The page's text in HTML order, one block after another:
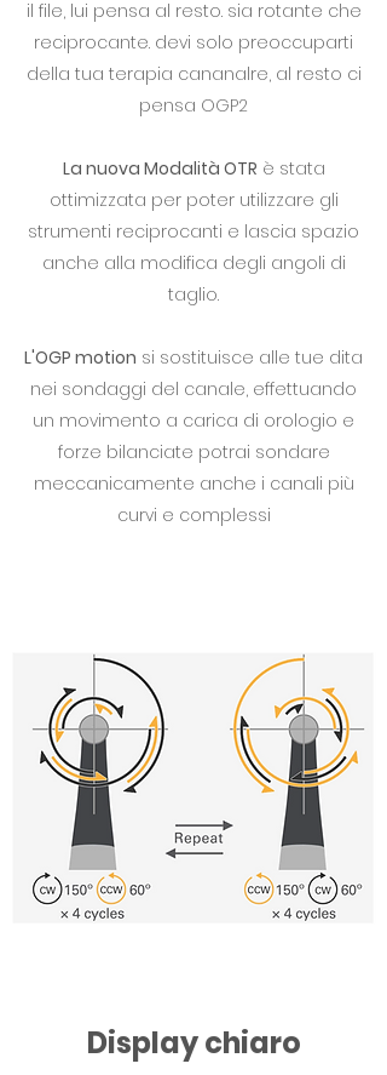
il file, lui pensa al resto. sia rotante che
reciprocante. devi solo preoccuparti
della tua terapia cananalre, al resto ci
pensa OGP2
La nuova Modalità OTR è stata
ottimizzata per poter utilizzare gli
strumenti reciprocanti e lascia spazio
anche alla modifica degli angoli di
taglio.
L'OGP motion si sostituisce alle tue dita
nei sondaggi del canale, effettuando
un movimento a carica di orologio e
forze bilanciate potrai sondare
meccanicamente anche i canali più
curvi e complessi
Display chiaro